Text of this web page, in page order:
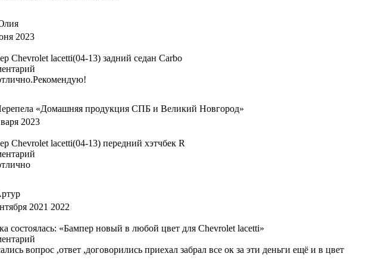
(СОЛИД)
2023
Chevrolet lacetti(04-13) задний седан Carbo
«Домашняя продукция СПБ и Великий Новгород»
2023
Chevrolet lacetti(04-13) передний хэтчбек R
2021 2022
состоялась: «Бампер новый в любой цвет для Chevrolet lacetti»
вопрос ,ответ ,договорились приехал забрал все ок за эти деньги ещё и в цвет